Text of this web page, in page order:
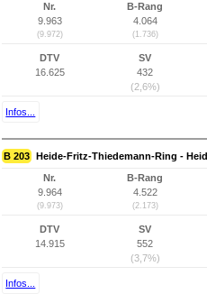
Nr.
9.963
(9.972)
B-Rang
4.064
(1.736)
DTV
16.625
SV
432
(2,6%)
Infos...
B 203 Heide-Fritz-Thiedemann-Ring -
Nr.
9.964
(9.973)
B-Rang
4.522
(2.173)
DTV
14.915
SV
552
(3,7%)
Infos...